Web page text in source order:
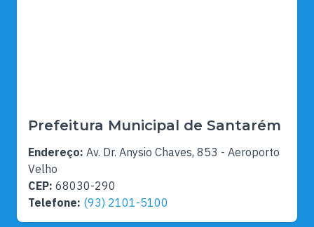
Prefeitura Municipal de Santarém
Endereço: Av. Dr. Anysio Chaves, 853 - Aeroporto
Velho
CEP: 68030-290
Telefone: (93) 2101-5100